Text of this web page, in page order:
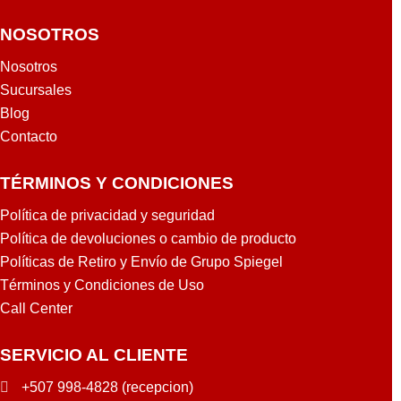
NOSOTROS
Nosotros
Sucursales
Blog
Contacto
TÉRMINOS Y CONDICIONES
Política de privacidad y seguridad
Política de devoluciones o cambio de producto
Políticas de Retiro y Envío de Grupo Spiegel
Términos y Condiciones de Uso
Call Center
SERVICIO AL CLIENTE
+507 998-4828 (recepcion)